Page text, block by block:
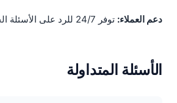
دعم العملاء: توفر 24/7 للرد على الأسئلة الخاصة بك.
الأسئلة المتداولة